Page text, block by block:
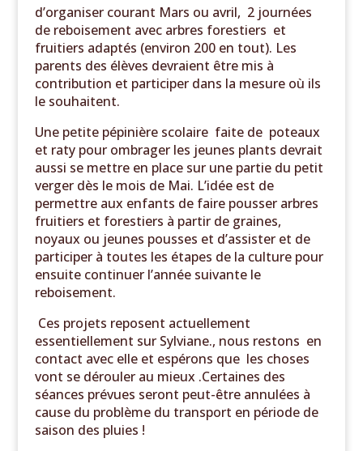
d’organiser courant Mars ou avril, 2 journées
de reboisement avec arbres forestiers et
fruitiers adaptés (environ 200 en tout). Les
parents des élèves devraient être mis à
contribution et participer dans la mesure où ils
le souhaitent.
Une petite pépinière scolaire faite de poteaux
et raty pour ombrager les jeunes plants devrait
aussi se mettre en place sur une partie du petit
verger dès le mois de Mai. L’idée est de
permettre aux enfants de faire pousser arbres
fruitiers et forestiers à partir de graines,
noyaux ou jeunes pousses et d’assister et de
participer à toutes les étapes de la culture pour
ensuite continuer l’année suivante le
reboisement.
Ces projets reposent actuellement
essentiellement sur Sylviane., nous restons en
contact avec elle et espérons que les choses
vont se dérouler au mieux .Certaines des
séances prévues seront peut-être annulées à
cause du problème du transport en période de
saison des pluies !